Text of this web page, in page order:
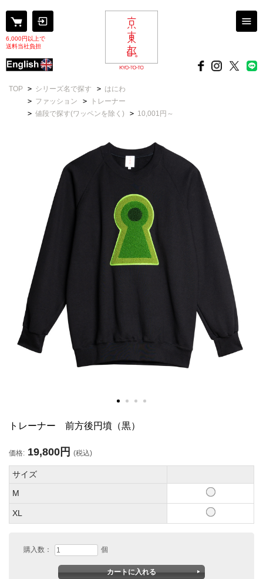
6,000円以上で
送料当社負担
TOP > シリーズ名で探す > はにわ
> ファッション >
トレーナー
> 値段で探す(ワッペンを除く) > 10,001円～
トレーナー 前方後円墳（黒）
価格: 19,800円 (税込)
サイズ
M
XL
購入数： 個